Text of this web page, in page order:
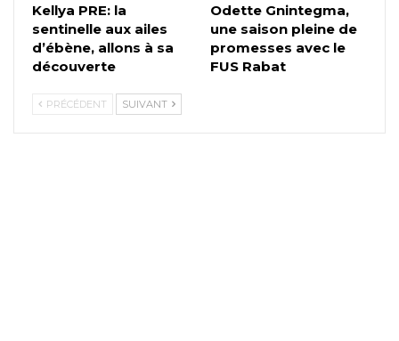
Kellya PRE: la
sentinelle aux ailes
d’ébène, allons à sa
découverte
Odette Gnintegma,
une saison pleine de
promesses avec le
FUS Rabat
PRÉCÉDENT SUIVANT